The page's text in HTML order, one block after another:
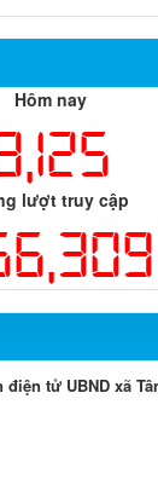
Hôm nay
lượt truy cập
tử UBND xã